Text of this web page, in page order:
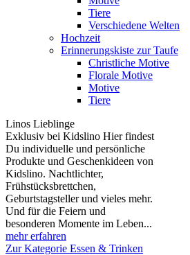
Tiere
Verschiedene Welten
Hochzeit
Erinnerungskiste zur Taufe
Christliche Motive
Florale Motive
Motive
Tiere
Linos Lieblinge
Exklusiv bei Kidslino Hier findest
Du individuelle und persönliche
Produkte und Geschenkideen von
Kidslino. Nachtlichter,
Frühstücksbrettchen,
Geburtstagsteller und vieles mehr.
Und für die Feiern und
besonderen Momente im Leben...
mehr erfahren
Zur Kategorie Essen & Trinken